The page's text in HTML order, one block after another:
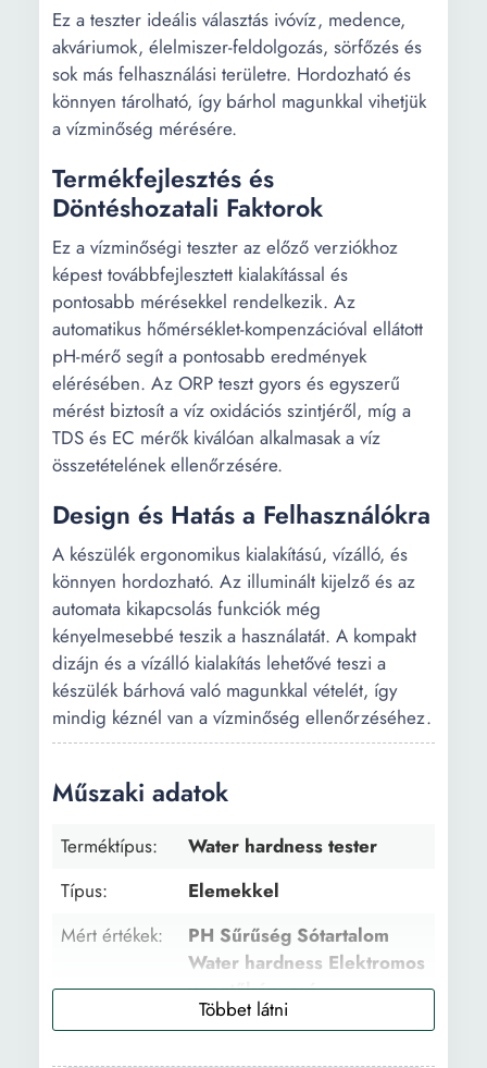
Ez a teszter ideális választás ivóvíz, medence,
akváriumok, élelmiszer-feldolgozás, sörfőzés és
sok más felhasználási területre. Hordozható és
könnyen tárolható, így bárhol magunkkal vihetjük
a vízminőség mérésére.
Termékfejlesztés és
Döntéshozatali Faktorok
Ez a vízminőségi teszter az előző verziókhoz
képest továbbfejlesztett kialakítással és
pontosabb mérésekkel rendelkezik. Az
automatikus hőmérséklet-kompenzációval ellátott
pH-mérő segít a pontosabb eredmények
elérésében. Az ORP teszt gyors és egyszerű
mérést biztosít a víz oxidációs szintjéről, míg a
TDS és EC mérők kiválóan alkalmasak a víz
összetételének ellenőrzésére.
Design és Hatás a Felhasználókra
A készülék ergonomikus kialakítású, vízálló, és
könnyen hordozható. Az illuminált kijelző és az
automata kikapcsolás funkciók még
kényelmesebbé teszik a használatát. A kompakt
dizájn és a vízálló kialakítás lehetővé teszi a
készülék bárhová való magunkkal vételét, így
mindig kéznél van a vízminőség ellenőrzéséhez.
Műszaki adatok
Terméktípus:
Water hardness tester
Típus:
Elemekkel
Mért értékek:
PH Sűrűség Sótartalom
Water hardness Elektromos
vezetőképesség
Mértékegység: Ppm pH Celsius fok μS/cm